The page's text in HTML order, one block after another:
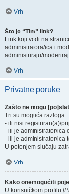
Vrh
Što je “Tim” link?
Link koji vodi na
administratora/ica i
administriraju/
Vrh
Privatne poruke
Zašto ne mogu
Tri su moguća razloga:
- ili nisi registriran(a)/
- ili je administrator/ica
- ili je administrator/ica
U potonjem slučaju
Vrh
Kako onemogućiti
U korisničkom profilu